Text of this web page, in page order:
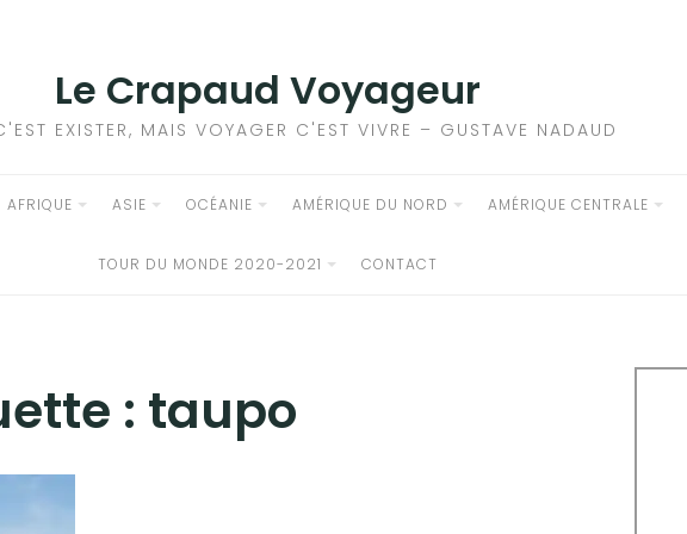
Le Crapaud Voyageur
EXISTER, MAIS VOYAGER C'EST VIVRE – GUSTAVE NADAUD
AFRIQUE ASIE OCÉANIE AMÉRIQUE DU NORD AMÉRIQUE CENTRALE
TOUR DU MONDE 2020-2021 CONTACT
: taupo